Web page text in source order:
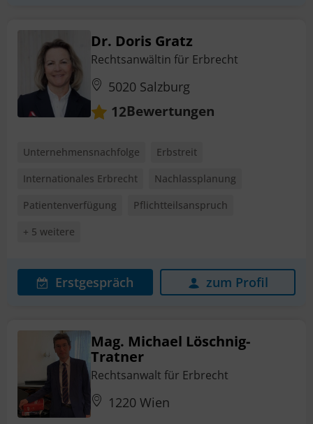
Dr. Doris Gratz
Rechtsanwältin für Erbrecht
5020 Salzburg
12Bewertungen
Unternehmensnachfolge
Erbstreit
Internationales Erbrecht
Nachlassplanung
Patientenverfügung
Pflichtteilsanspruch
+ 5 weitere
Erstgespräch zum Profil
Mag. Michael Löschnig-
Tratner
Rechtsanwalt für Erbrecht
1220 Wien